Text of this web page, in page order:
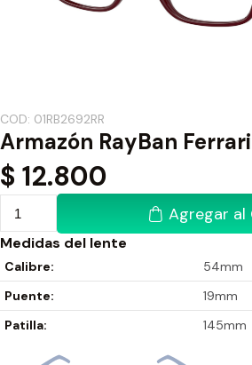
COD: 01RB2692RR
Armazón RayBan
$ 12.800
Agregar al
Medidas del lente
Calibre:
54mm
Puente:
19mm
Patilla:
145mm